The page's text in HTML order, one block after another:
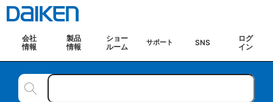
会社
情報
製品
情報
ショー
ルーム
サポート SNS
ログ
イン